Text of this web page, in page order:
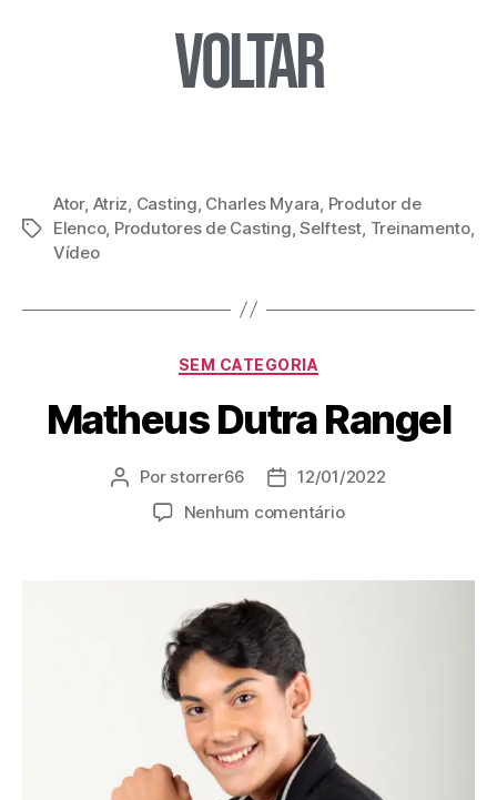
Voltar
Ator, Atriz, Casting, Charles Myara, Produtor de
Elenco, Produtores de Casting,Selftest, Treinamento,
Vídeo
SEM CATEGORIA
Matheus Dutra Rangel
Por storrer66
12/01/2022
Nenhum comentário